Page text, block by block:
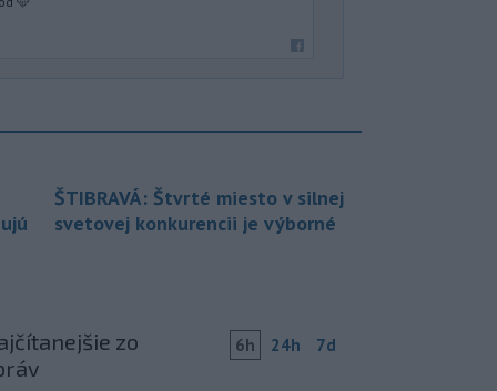
ŠTIBRAVÁ: Štvrté miesto v silnej
svetovej konkurencii je výborné
zo
6h 24h 7d